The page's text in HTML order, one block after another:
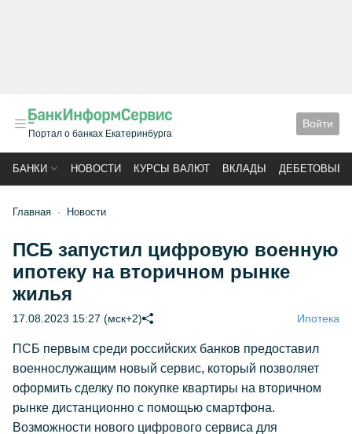
Портал о банках Екатеринбурга
Войти
БАНКИ НОВОСТИ КУРСЫ ВАЛЮТ ВКЛАДЫ ДЕБЕТОВЫЕ
Главная Новости
ПСБ запустил цифровую военную
ипотеку на вторичном рынке
жилья
17.08.2023 15:27 (мск+2) Ипотека
ПСБ первым среди российских банков предоставил
военнослужащим новый сервис, который позволяет
оформить сделку по покупке квартиры на вторичном
рынке дистанционно с помощью смартфона.
Возможности нового цифрового сервиса для